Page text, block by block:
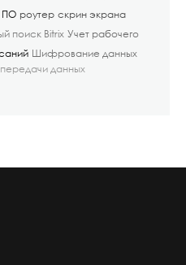
ПО роутер скрин экрана
поиск Bitrix Учет рабочего
Шифрование данных
данных